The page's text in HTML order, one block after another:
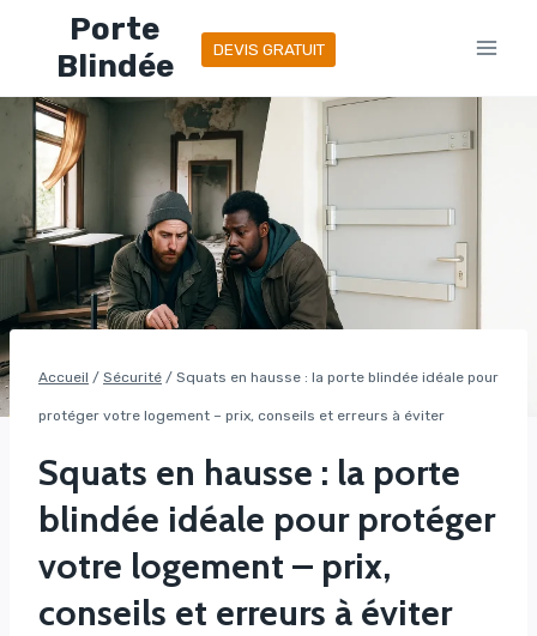
contenu
Porte
Blindée
DEVIS GRATUIT
Accueil / Sécurité / Squats en hausse : la porte blindée idéale pour
protéger votre logement – prix, conseils et erreurs à éviter
Squats en hausse : la porte
blindée idéale pour protéger
votre logement – prix,
conseils et erreurs à éviter